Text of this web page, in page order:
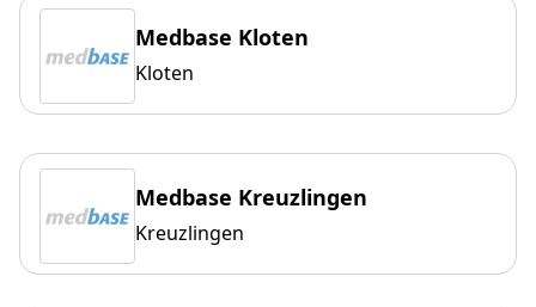
Medbase Kloten
Kloten
Medbase Kreuzlingen
Kreuzlingen